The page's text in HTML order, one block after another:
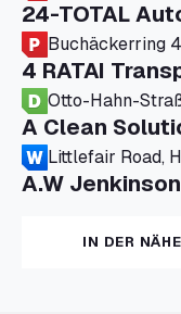
24-TOTAL
Buchäckerring
4 RATAI
A Clean
Littlefair Road,
A.W
Progress
A+G Nettetal
Am
IN DER NÄHE